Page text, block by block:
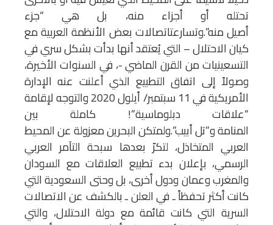
تحتله أو أجزاء منه، بل هي “جزء
أصيل منه”.وتسارعتاتصالات بعض الأنظمة العربية مع
كيان الاحتلال – التي يُعتقد أنها بدأت بشكل سري في
التسعينيات من القرن الماضي -، في السنوات الأخيرة،
وصولاً إلى اتفاق التطبيع الذي أعلنت عنه الإدارة
الأمريكية في 11 سبتمبر/ أيلول 2020 والتوجه لإقامة
“علاقات دبلوماسية”! كاملة بين
المنامة و”تل أبيب”.ولمتكن البحرين معزولة عن المحيط
العربي المتخاذل، لتكرّ بعدها سبحة التآمر العربي
الرسمي، بإعلان بدء تطبيع العلاقات مع السودان
والمغرب وعمان ودول أخرى، بل وحتى السعودية التي
كانت أكثر تحفظاً ـ في العلن ـ بالكشف عن الاتصالات
السرية التي كانت قائمة مع دولة الاحتلال، والتي